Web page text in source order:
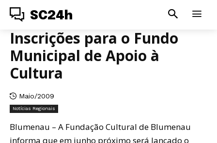
SC24h
Inscrições para o Fundo
Municipal de Apoio à
Cultura
Maio/2009
Notícias Regionais
Blumenau – A Fundação Cultural de Blumenau
informa que em junho próximo será lançado o